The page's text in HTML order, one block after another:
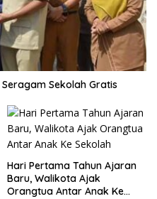
Sekolah Gratis
Hari Pertama Tahun Ajaran
Baru, Walikota Ajak
Orangtua Antar Anak Ke